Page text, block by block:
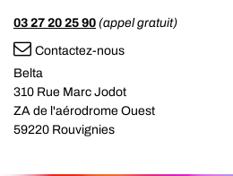
03 27 20 25 90 (appel gratuit)
Contactez-nous
Belta
310 Rue Marc Jodot
ZA de l'aérodrome Ouest
59220 Rouvignies